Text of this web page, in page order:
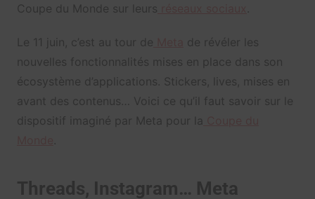
Coupe du Monde sur leurs
Le 11 juin, c’est au tour de
de révéler les
nouvelles fonctionnalités mises en place dans son
écosystème d’applications. Stickers, lives, mises en
avant des contenus… Voici ce qu’il faut savoir sur le
dispositif imaginé par Meta pour la
Threads, Instagram… Meta